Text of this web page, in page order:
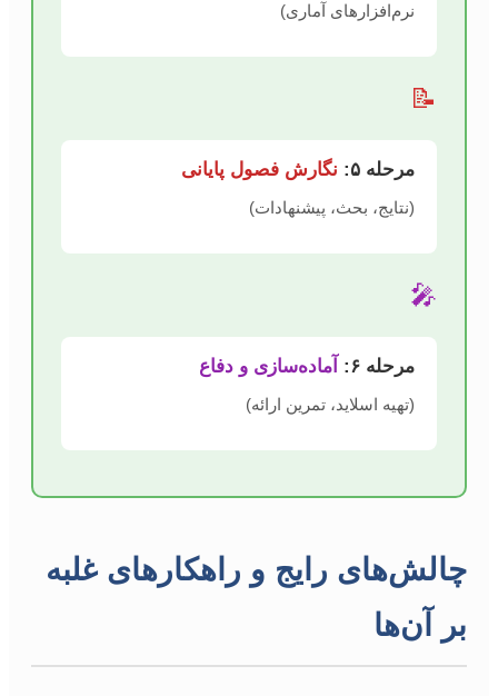
نرم‌افزارهای آماری)
📝
مرحله ۵: نگارش فصول پایانی
(نتایج، بحث، پیشنهادات)
🎤
مرحله ۶: آماده‌سازی و دفاع
(تهیه اسلاید، تمرین ارائه)
چالش‌های رایج و راهکارهای غلبه
بر آن‌ها